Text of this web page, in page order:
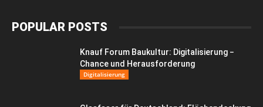
POPULAR POSTS
Knauf Forum Baukultur: Digitalisierung −
Chance und Herausforderung
Digitalisierung